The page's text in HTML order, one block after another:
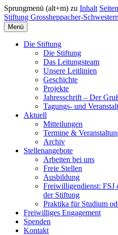
Sprungmenü (alt+m) zu Inhalt
Stiftung Grossheppacher-
Menü
Die Stiftung
Die Stiftung
Das Leitungsteam
Unsere Leitlinien
Geschichte
Projekte
Jahresschrift – Der
Tagungs- und
Aktuell
Mitteilungen
Termine &
Archiv
Stellenangebote
Arbeiten bei uns
Freie Stellen
Ausbildung
Freiwilligendienst: FSJ
der Stiftung
Praktika für Studium
Freiwilliges Engagement
Spenden
Kontakt